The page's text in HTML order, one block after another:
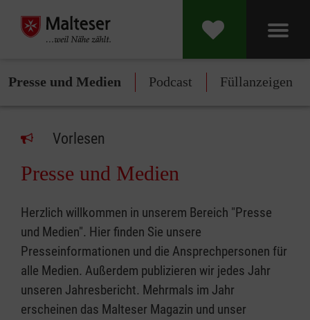
Presse und Medien Podcast Füllanzeigen
Vorlesen
Presse und Medien
Herzlich willkommen in unserem Bereich "Presse
und Medien". Hier finden Sie unsere
Presseinformationen und die Ansprechpersonen für
alle Medien. Außerdem publizieren wir jedes Jahr
unseren Jahresbericht. Mehrmals im Jahr
erscheinen das Malteser Magazin und unser